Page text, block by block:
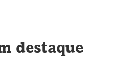
destaque